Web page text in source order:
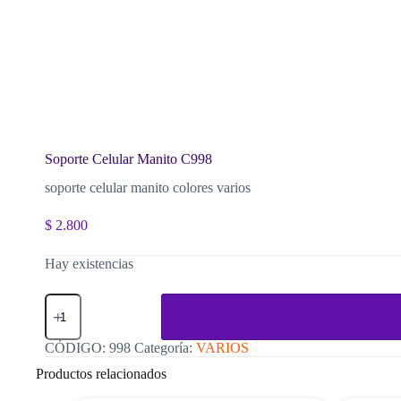
Soporte Celular Manito C998
soporte celular manito colores varios
$ 2.800
Hay existencias
Soporte
Celular
C998
CÓDIGO: 998 Categoría: VARIOS
Productos relacionados